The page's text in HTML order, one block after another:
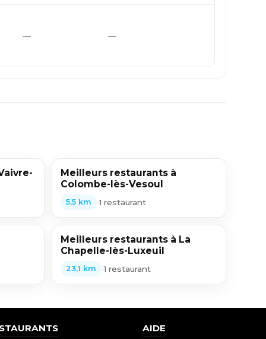
— —
Meilleurs restaurants à
Colombe-lès-Vesoul
5,5 km •1 restaurant
Meilleurs restaurants à La
Chapelle-lès-Luxeuil
23,1 km •1 restaurant
AIDE